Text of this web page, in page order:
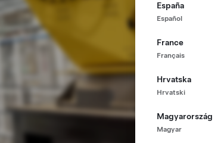
España
Español
France
Français
Hrvatska
Hrvatski
Magyarország
Magyar